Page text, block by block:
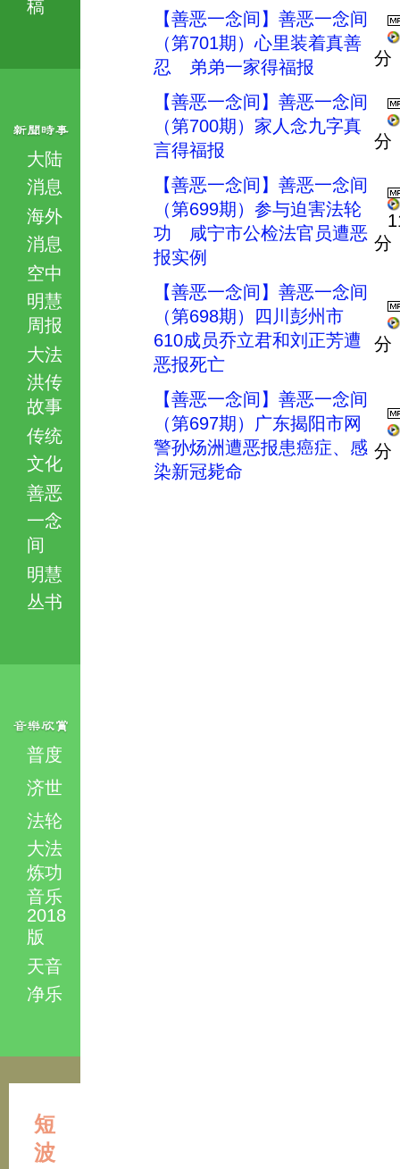
稿
大陆
消息
海外
消息
空中
明慧
周报
大法
洪传
故事
传统
文化
善恶
一念
间
明慧
丛书
普度
济世
法轮
大法
炼功
音乐
2018
版
天音
净乐
短
波
【善恶一念间】善恶一念间
（第701期）心里装着真善
忍 弟弟一家得福报
分
【善恶一念间】善恶一念间
（第700期）家人念九字真
言得福报
分
【善恶一念间】善恶一念间
（第699期）参与迫害法轮
功 咸宁市公检法官员遭恶
报实例
分
【善恶一念间】善恶一念间
（第698期）四川彭州市
610成员乔立君和刘正芳遭
恶报死亡
分
【善恶一念间】善恶一念间
（第697期）广东揭阳市网
警孙炀洲遭恶报患癌症、感
染新冠毙命
分